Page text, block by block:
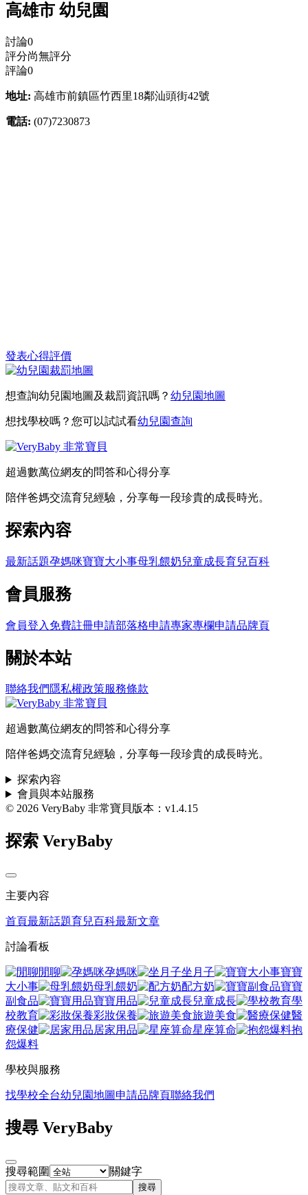
高雄市 幼兒園
討論0
評分尚無評分
評論0
地址: 高雄市前鎮區竹西里18鄰汕頭街42號
電話: (07)7230873
發表心得評價
想查詢幼兒園地圖及裁罰資訊嗎？ 幼兒園地圖
想找學校嗎？您可以試試看幼兒園查詢
超過數萬位網友的問答和心得分享
陪伴爸媽交流育兒經驗，分享每一段珍貴的成長時光。
探索內容
最新話題孕媽咪寶寶大小事母乳餵奶兒童成長育兒百科
會員服務
會員登入 免費註冊申請部落格申請專家專欄申請品牌頁
關於本站
聯絡我們 隱私權政策服務條款
超過數萬位網友的問答和心得分享
陪伴爸媽交流育兒經驗，分享每一段珍貴的成長時光。
探索內容
會員與本站服務
© 2026 VeryBaby 非常寶貝版本：v1.4.15
探索 VeryBaby
主要內容
首頁最新話題育兒百科最新文章
討論看板
閒聊 孕媽咪 坐月子
寶寶
大小事
母乳餵奶 配方奶
寶寶
副食品
寶寶用品 兒童成長
學
校教育
彩妝保養 旅遊美食
醫
療保健
居家用品 星座算命
抱
怨爆料
學校與服務
找學校全台幼兒園地圖 申請品牌頁聯絡我們
搜尋 VeryBaby
搜尋範圍 關鍵字
搜尋